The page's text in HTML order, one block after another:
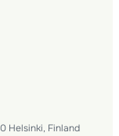
Helsinki, Finland